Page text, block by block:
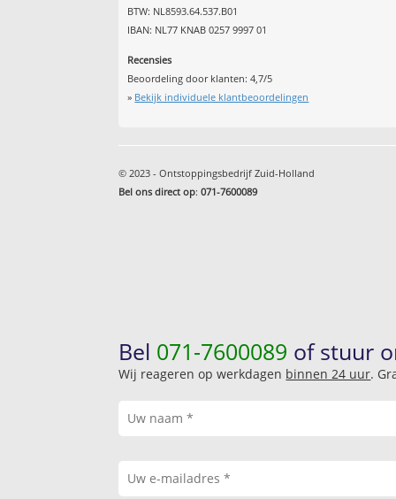
BTW: NL8593.64.537.B01
IBAN: NL77 KNAB 0257 9997 01
Recensies
Beoordeling door klanten:4,7/5
» Bekijk individuele klantbeoordelingen
© 2023 - Ontstoppingsbedrijf Zuid-Holland
Bel ons direct op:071-7600089
Bel 071-7600089 of stuur
Wij reageren op werkdagen binnen 24 uur.